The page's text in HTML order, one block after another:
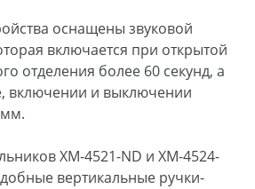
оснащены звуковой
включается при открытой
отделения более 60 секунд, а
включении и выключении
ХМ-4521-ND и ХМ-4524-
вертикальные ручки-